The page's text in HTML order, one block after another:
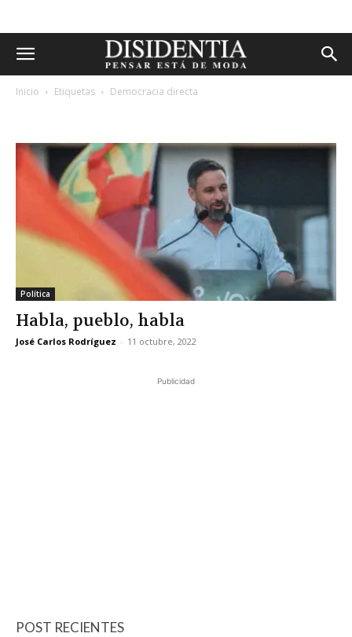
Inicio Etiquetas Democracia directa
Política
Habla, pueblo, habla
José Carlos Rodríguez - 11 octubre, 2022
Publicidad
POST RECIENTES